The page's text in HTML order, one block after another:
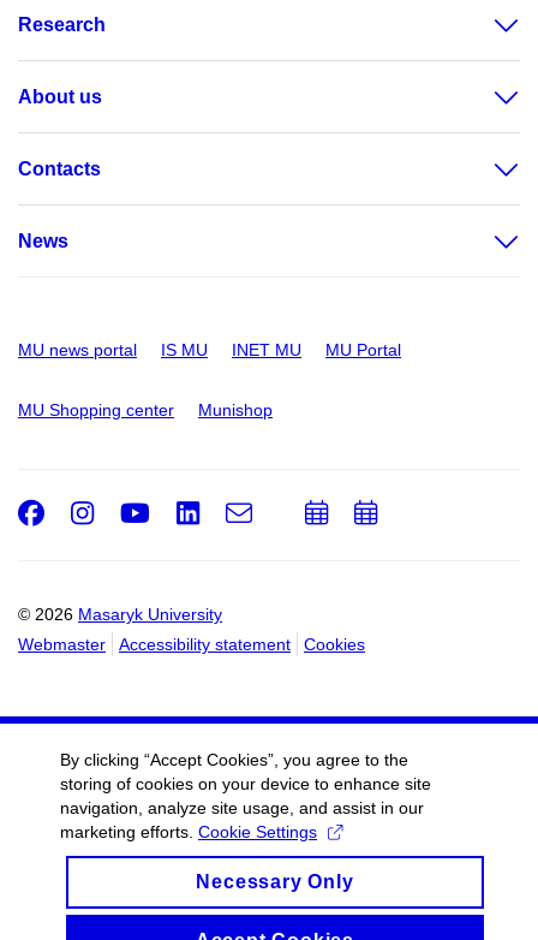
Research
About us
Contacts
News
MU news portal IS MU INET MU MU Portal
MU Shopping center Munishop
© 2026 Masaryk University
Webmaster
Accessibility statement Cookies
Facebook
Instagram
Youtube
LinkedIn
e-
AddAdd
By clicking “Accept Cookies”, you agree to the
storing of cookies on your device to enhance site
navigation, analyze site usage, and assist in our
marketing efforts. Cookie Settings
Necessary Only